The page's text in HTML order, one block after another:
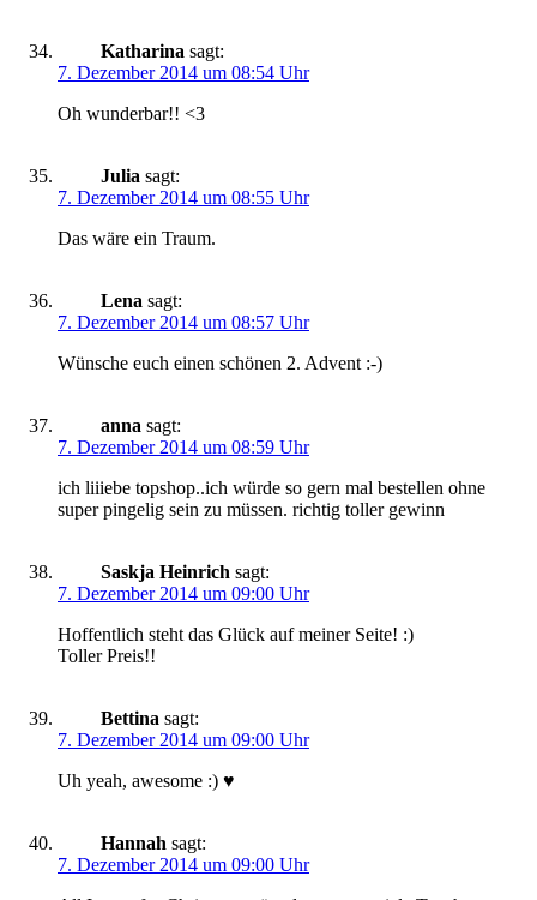
Katharina sagt:
7. Dezember 2014 um 08:54 Uhr
Oh wunderbar!! <3
Julia sagt:
7. Dezember 2014 um 08:55 Uhr
Das wäre ein Traum.
Lena sagt:
7. Dezember 2014 um 08:57 Uhr
Wünsche euch einen schönen 2. Advent :-)
anna sagt:
7. Dezember 2014 um 08:59 Uhr
ich liiiebe topshop..ich würde so gern mal bestellen ohne
super pingelig sein zu müssen. richtig toller gewinn
Saskja Heinrich sagt:
7. Dezember 2014 um 09:00 Uhr
Hoffentlich steht das Glück auf meiner Seite! :)
Toller Preis!!
Bettina sagt:
7. Dezember 2014 um 09:00 Uhr
Uh yeah, awesome :) ♥
Hannah sagt:
7. Dezember 2014 um 09:00 Uhr